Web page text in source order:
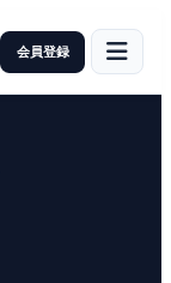
会員登録